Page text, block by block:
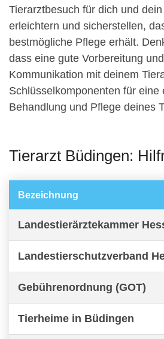
Tierarztbesuch für dich und
erleichtern und sicherstellen,
bestmögliche Pflege erhält.
dass eine gute Vorbereitung
Kommunikation mit deinem
Schlüsselkomponenten für eine
Behandlung und Pflege deines
Tierarzt Büdingen:
Bezeichnung
Landestierärztekammer
Landestierschutzverband
Gebührenordnung (GOT)
Tierheime in Büdingen